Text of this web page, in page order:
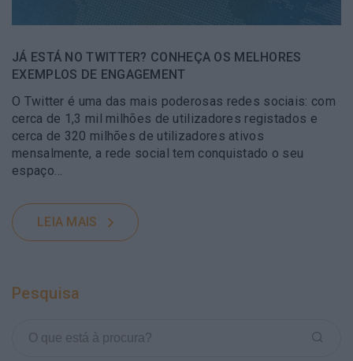
JÁ ESTÁ NO TWITTER? CONHEÇA OS MELHORES
EXEMPLOS DE ENGAGEMENT
O Twitter é uma das mais poderosas redes sociais: com
cerca de 1,3 mil milhões de utilizadores registados e
cerca de 320 milhões de utilizadores ativos
mensalmente, a rede social tem conquistado o seu
espaço…
LEIA MAIS
Pesquisa